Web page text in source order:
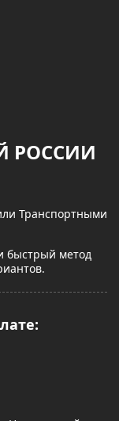
РОССИИ
Транспортными
быстрый метод